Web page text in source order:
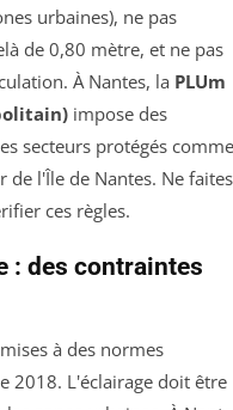
urbaines), ne pas
de 0,80 mètre, et ne pas
À Nantes, la PLUm
impose des
secteurs protégés
l'Île de Nantes. Ne faites
ces règles.
: des contraintes
à des normes
2018. L'éclairage doit être